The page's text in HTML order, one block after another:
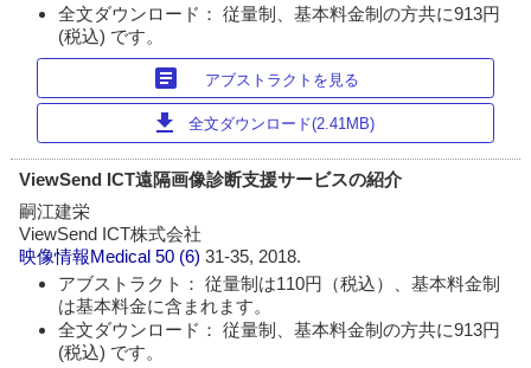
全文ダウンロード： 従量制、基本料金制の方共に913円
(税込) です。
article アブストラクトを見る
download 全文ダウンロード(2.41MB)
ViewSend ICT遠隔画像診断支援サービスの紹介
嗣江建栄
ViewSend ICT株式会社
映像情報Medical 50 (6)31-35, 2018.
アブストラクト： 従量制は110円（税込）、基本料金制
は基本料金に含まれます。
全文ダウンロード： 従量制、基本料金制の方共に913円
(税込) です。